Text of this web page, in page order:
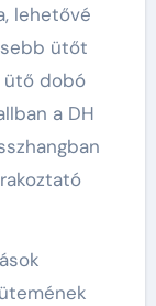
lehetővé
ütőt
ütő dobó
a DH